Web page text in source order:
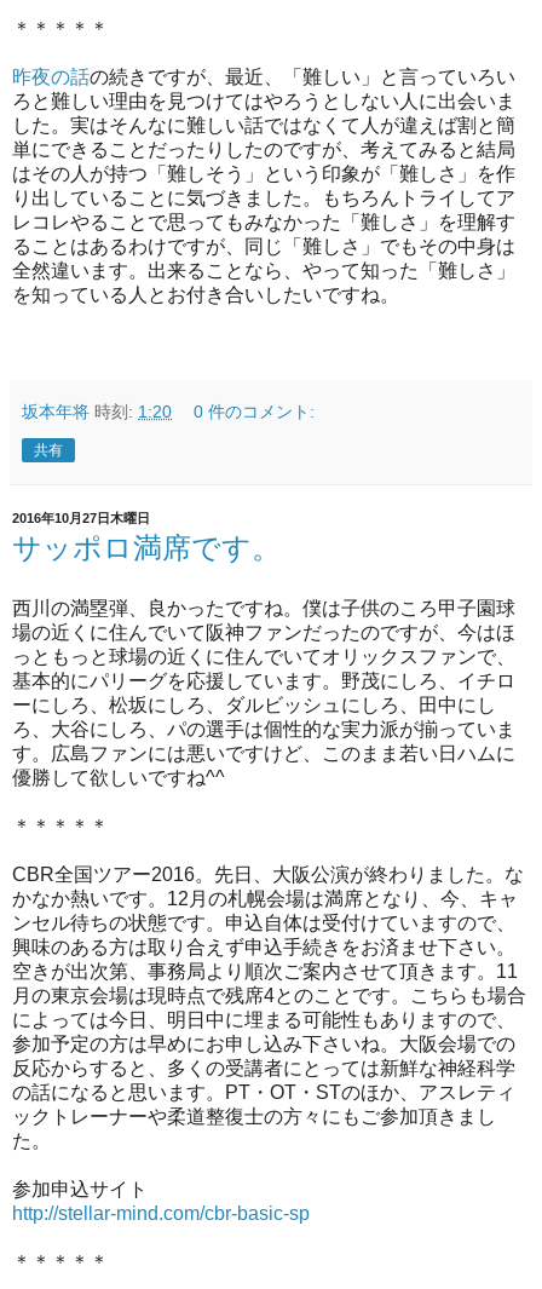
＊＊＊＊＊
昨夜の話の続きですが、最近、「難しい」と言っていろい
ろと難しい理由を見つけてはやろうとしない人に出会いま
した。実はそんなに難しい話ではなくて人が違えば割と簡
単にできることだったりしたのですが、考えてみると結局
はその人が持つ「難しそう」という印象が「難しさ」を作
り出していることに気づきました。もちろんトライしてア
レコレやることで思ってもみなかった「難しさ」を理解す
ることはあるわけですが、同じ「難しさ」でもその中身は
全然違います。出来ることなら、やって知った「難しさ」
を知っている人とお付き合いしたいですね。
坂本年将 時刻: 1:20 0 件のコメント:
共有
2016年10月27日木曜日
サッポロ満席です。
西川の満塁弾、良かったですね。僕は子供のころ甲子園球
場の近くに住んでいて阪神ファンだったのですが、今はほ
っともっと球場の近くに住んでいてオリックスファンで、
基本的にパリーグを応援しています。野茂にしろ、イチロ
ーにしろ、松坂にしろ、ダルビッシュにしろ、田中にし
ろ、大谷にしろ、パの選手は個性的な実力派が揃っていま
す。広島ファンには悪いですけど、このまま若い日ハムに
優勝して欲しいですね^^
＊＊＊＊＊
CBR全国ツアー2016。先日、大阪公演が終わりました。な
かなか熱いです。12月の札幌会場は満席となり、今、キャ
ンセル待ちの状態です。申込自体は受付けていますので、
興味のある方は取り合えず申込手続きをお済ませ下さい。
空きが出次第、事務局より順次ご案内させて頂きます。11
月の東京会場は現時点で残席4とのことです。こちらも場合
によっては今日、明日中に埋まる可能性もありますので、
参加予定の方は早めにお申し込み下さいね。大阪会場での
反応からすると、多くの受講者にとっては新鮮な神経科学
の話になると思います。PT・OT・STのほか、アスレティ
ックトレーナーや柔道整復士の方々にもご参加頂きまし
た。
参加申込サイト
http://stellar-mind.com/cbr-basic-sp
＊＊＊＊＊